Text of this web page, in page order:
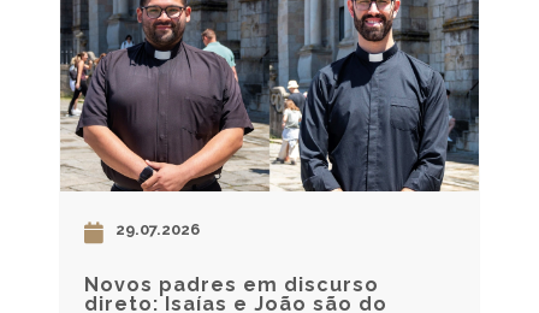
29.07.2026
Novos padres em discurso
direto: Isaías e João são do